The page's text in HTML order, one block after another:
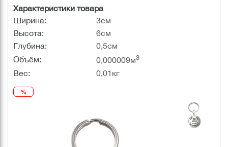
Характеристики товара
Ширина:
3см
Высота:
6см
Глубина:
0,5см
Объём:
0,000009м3
Вес: 0,01кг
%